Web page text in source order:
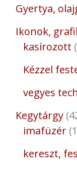
Gyertya,
Ikonok,
kasírozott
Kézzel
vegyes
Kegytárgy
imafüzér
kereszt,